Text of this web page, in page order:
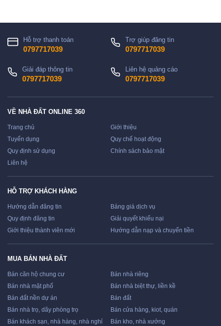
Hỗ trợ thanh toán
0797717039
Trợ giúp đăng tin
0797717039
Giải đáp thông tin
0797717039
Liên hệ quảng cáo
0797717039
VỀ NHÀ ĐẤT ONLINE 360
Trang chủ
Giới thiệu
Tuyển dụng
Quy chế hoạt động
Quy định sử dụng
Chính sách bảo mật
Liên hệ
HỖ TRỢ KHÁCH HÀNG
Hướng dẫn đăng tin
Bảng giá dịch vụ
Quy định đăng tin
Giải quyết khiếu nại
Giới thiệu thành viên mới
Hướng dẫn nạp và chuyển tiền
MUA BÁN NHÀ ĐẤT
Bán căn hộ chung cư
Bán nhà riêng
Bán nhà mặt phố
Bán nhà biệt thự, liền kề
Bán đất nền dự án
Bán đất
Bán nhà trọ, dãy phòng trọ
Bán cửa hàng, kiot, quán
Bán khách sạn, nhà hàng, nhà nghỉ
Bán kho, nhà xưởng